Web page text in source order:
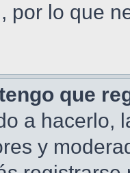
por lo que
que
a hacerlo,
y